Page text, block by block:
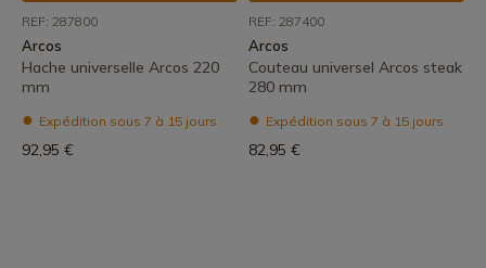
REF: 287800
Arcos
Hache universelle Arcos 220
mm
Expédition sous 7 à 15 jours
92,95 €
REF: 287400
Arcos
Couteau universel Arcos steak
280 mm
Expédition sous 7 à 15 jours
82,95 €